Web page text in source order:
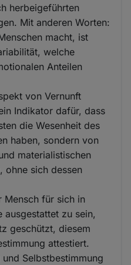
herbeigeführten
Mit anderen Worten:
macht, ist
welche
Anteilen
von Vernunft
Indikator dafür, dass
die Wesenheit des
haben, sondern von
materialistischen
ohne sich dessen
Mensch für sich in
ausgestattet zu sein,
geschützt, diesem
attestiert.
Selbstbestimmung